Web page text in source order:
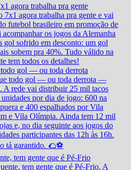
agora trabalha pra gente
gol — ou toda derrota
tem gente que é Pé-Frio